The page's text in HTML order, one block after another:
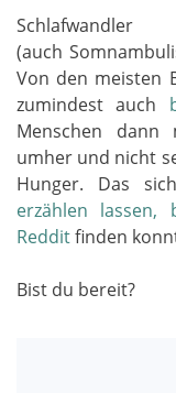
(auch
Von den meisten
zumindest auch
Menschen dann
umher und nicht
Hunger. Das
erzählen
Redditfinden
Bist du bereit?